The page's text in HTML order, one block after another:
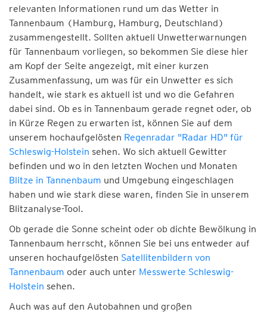
relevanten Informationen rund um das Wetter in
Tannenbaum (Hamburg, Hamburg, Deutschland)
zusammengestellt. Sollten aktuell Unwetterwarnungen
für Tannenbaum vorliegen, so bekommen Sie diese hier
am Kopf der Seite angezeigt, mit einer kurzen
Zusammenfassung, um was für ein Unwetter es sich
handelt, wie stark es aktuell ist und wo die Gefahren
dabei sind. Ob es in Tannenbaum gerade regnet oder, ob
in Kürze Regen zu erwarten ist, können Sie auf dem
unserem hochaufgelösten Regenradar "Radar HD" für
Schleswig-Holstein sehen. Wo sich aktuell Gewitter
befinden und wo in den letzten Wochen und Monaten
Blitze in Tannenbaum und Umgebung eingeschlagen
haben und wie stark diese waren, finden Sie in unserem
Blitzanalyse-Tool.
Ob gerade die Sonne scheint oder ob dichte Bewölkung in
Tannenbaum herrscht, können Sie bei uns entweder auf
unseren hochaufgelösten Satellitenbildern von
Tannenbaum oder auch unter Messwerte Schleswig-
Holstein sehen.
Auch was auf den Autobahnen und großen